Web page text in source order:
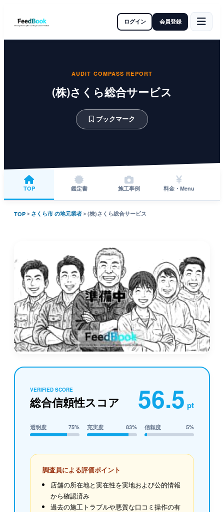
ログイン 会員登録
AUDIT COMPASS REPORT
(株)さくら総合サービス
ブックマーク
TOP 鑑定書 施工事例 料金・Menu
TOP＞ さくら市 の地元業者＞(株)さくら総合サービス
VERIFIED SCORE
総合信頼性スコア 56.5 pt
透明度 75% 充実度 83% 信頼度 5%
調査員による評価ポイント
店舗の所在地と実在性を実地および公的情報
から確認済み
過去の施工トラブルや悪質な口コミ操作の有